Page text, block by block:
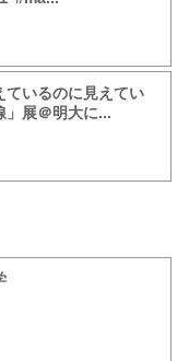
ているのに見えてい
」展＠明大に...